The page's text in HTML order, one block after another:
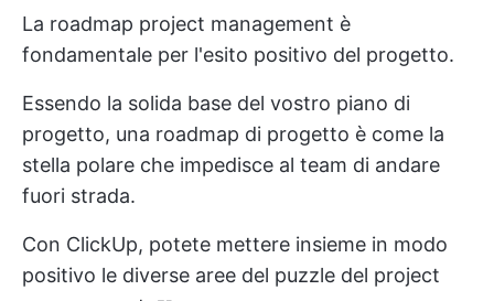
La roadmap project management è
fondamentale per l'esito positivo del progetto.
Essendo la solida base del vostro piano di
progetto, una roadmap di progetto è come la
stella polare che impedisce al team di andare
fuori strada.
Con ClickUp, potete mettere insieme in modo
positivo le diverse aree del puzzle del project